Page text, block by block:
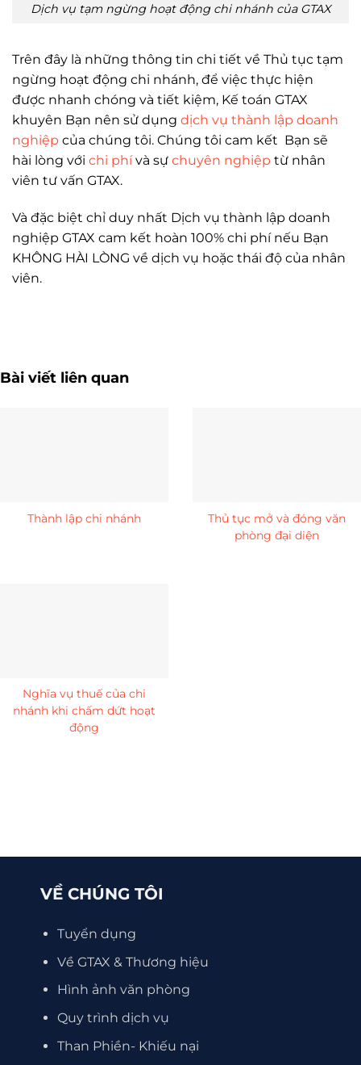
Dịch vụ tạm ngừng hoạt động chi nhánh của GTAX
Trên đây là những thông tin chi tiết về Thủ tục tạm
ngừng hoạt động chi nhánh, để việc thực hiện
được nhanh chóng và tiết kiệm, Kế toán GTAX
khuyên Bạn nên sử dụng dịch vụ thành lập doanh
nghiệp của chúng tôi. Chúng tôi cam kết Bạn sẽ
hài lòng với chi phívà sự chuyên nghiệp từ nhân
viên tư vấn GTAX.
Và đặc biệt chỉ duy nhất Dịch vụ thành lập doanh
nghiệp GTAX cam kết hoàn 100% chi phí nếu Bạn
KHÔNG HÀI LÒNG về dịch vụ hoặc thái độ của nhân
viên.
Bài viết liên quan
Thành lập chi nhánh
Thủ tục mở và đóng văn
phòng đại diện
Nghĩa vụ thuế của chi
nhánh khi chấm dứt hoạt
động
VỀ CHÚNG TÔI
Tuyển dụng
Về GTAX & Thương hiệu
Hình ảnh văn phòng
Quy trình dịch vụ
Than Phiền- Khiếu nại